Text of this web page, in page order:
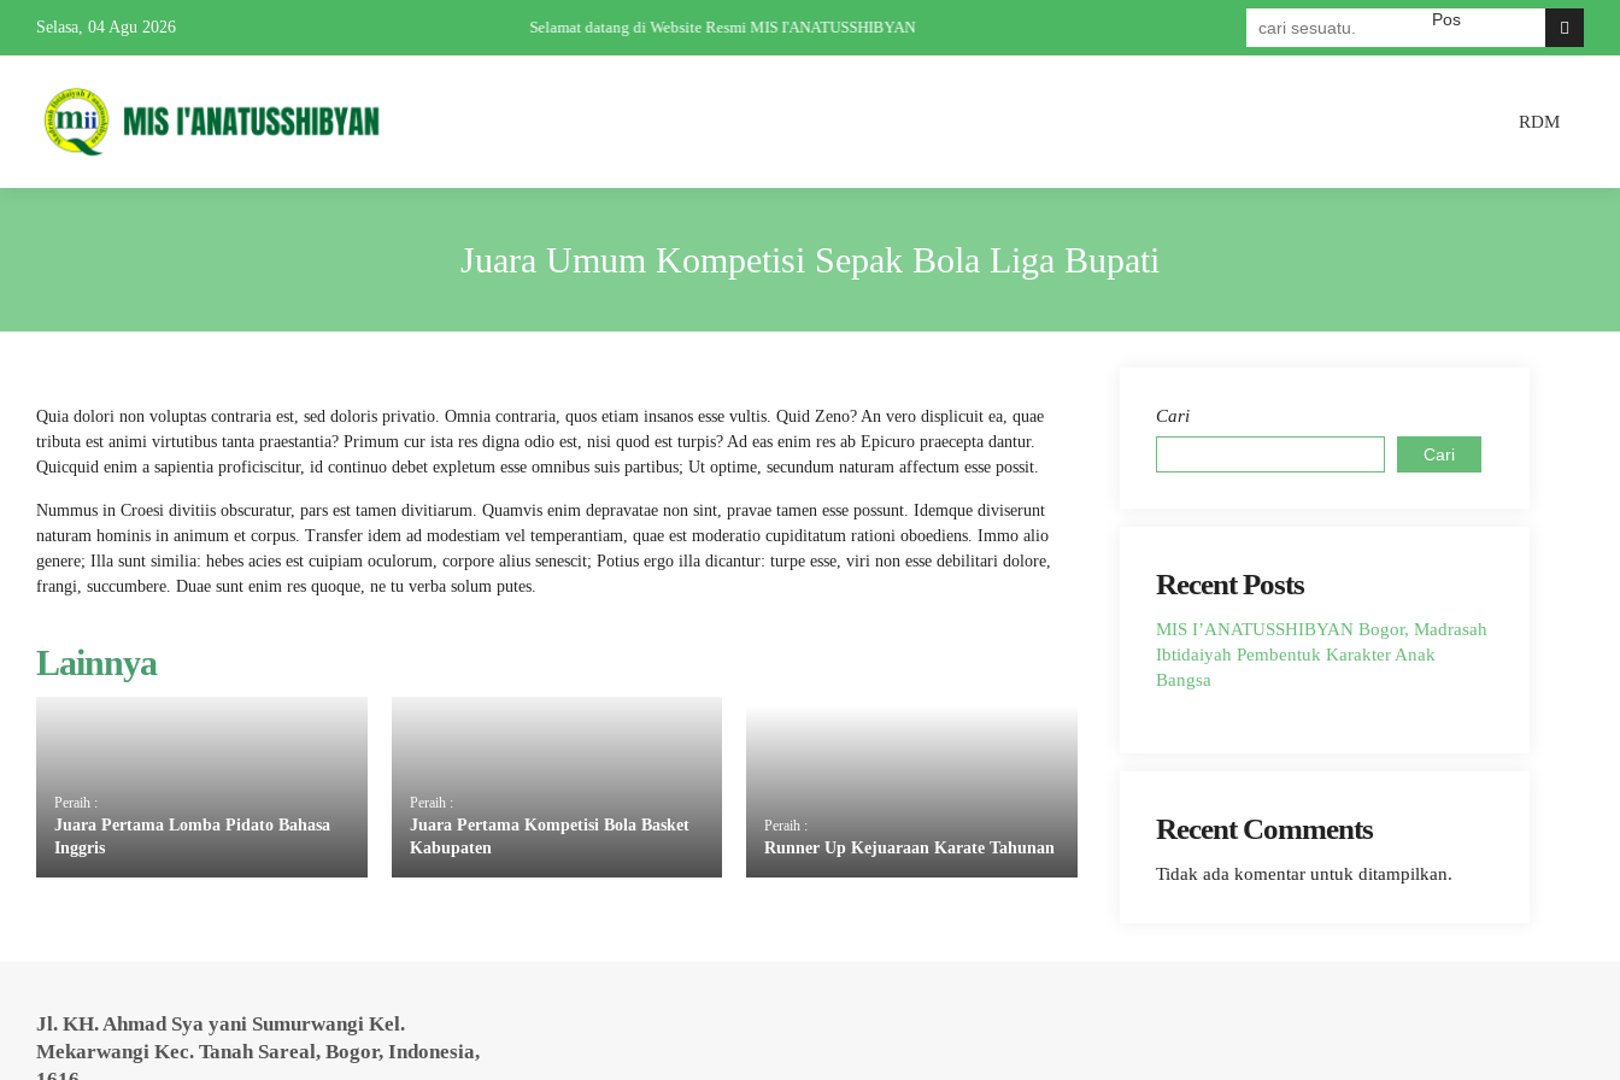
Selasa, 04 Agu 2026 Selamat datang di Website
Selamat datang di Website Resmi MIS I'ANATUSSHIBYAN
RDM
Juara Umum Kompetisi Sepak Bola Liga Bupati
Quia dolori non voluptas contraria est, sed doloris privatio. Omnia contraria, quos etiam insanos esse vultis. Quid Zeno? An vero displicuit ea, quae
tributa est animi virtutibus tanta praestantia? Primum cur ista res digna odio est, nisi quod est turpis? Ad eas enim res ab Epicuro praecepta dantur.
Quicquid enim a sapientia proficiscitur, id continuo debet expletum esse omnibus suis partibus; Ut optime, secundum naturam affectum esse possit.
Nummus in Croesi divitiis obscuratur, pars est tamen divitiarum. Quamvis enim depravatae non sint, pravae tamen esse possunt. Idemque diviserunt
naturam hominis in animum et corpus. Transfer idem ad modestiam vel temperantiam, quae est moderatio cupiditatum rationi oboediens. Immo alio
genere; Illa sunt similia: hebes acies est cuipiam oculorum, corpore alius senescit; Potius ergo illa dicantur: turpe esse, viri non esse debilitari dolore,
frangi, succumbere. Duae sunt enim res quoque, ne tu verba solum putes.
Lainnya
Peraih :
Juara Pertama Lomba Pidato Bahasa
Inggris
Peraih :
Juara Pertama Kompetisi Bola Basket
Kabupaten
Peraih :
Runner Up Kejuaraan Karate Tahunan
Cari
Cari
Recent Posts
MIS I’ANATUSSHIBYAN Bogor, Madrasah
Ibtidaiyah Pembentuk Karakter Anak
Bangsa
Recent Comments
Tidak ada komentar untuk ditampilkan.
Jl. KH. Ahmad Sya yani Sumurwangi Kel.
Mekarwangi Kec. Tanah Sareal, Bogor, Indonesia,